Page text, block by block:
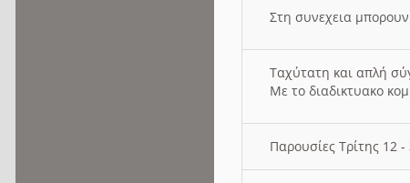
Στη συνεχεια
Ταχύτατη και απλή
Με το διαδικτυακο
Παρουσίες Τρίτης 12